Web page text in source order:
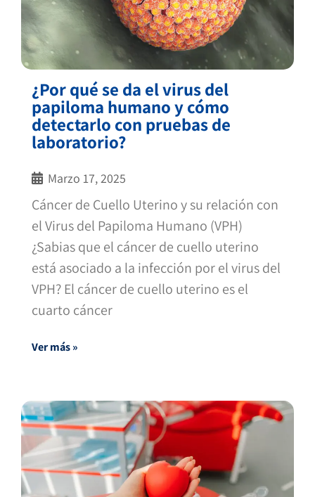
¿Por qué se da el virus del
papiloma humano y cómo
detectarlo con pruebas de
laboratorio?
Marzo 17, 2025
Cáncer de Cuello Uterino y su relación con
el Virus del Papiloma Humano (VPH)
¿Sabias que el cáncer de cuello uterino
está asociado a la infección por el virus del
VPH? El cáncer de cuello uterino es el
cuarto cáncer
Ver más »